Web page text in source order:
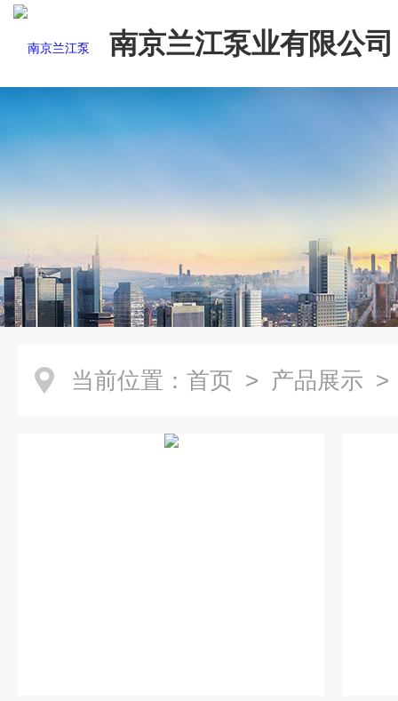
南京兰江泵业有限公司
当前位置： 首页 > 产品展示